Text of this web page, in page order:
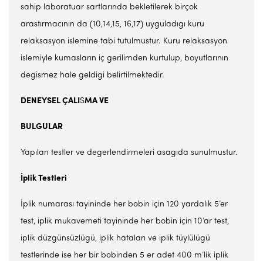
sahip laboratuar sartlarında bekletilerek birçok
arastırmacının da (10,14,15, 16,17) uyguladıgı kuru
relaksasyon islemine tabi tutulmustur. Kuru relaksasyon
islemiyle kumasların iç gerilimden kurtulup, boyutlarının
degismez hale geldigi belirtilmektedir.
DENEYSEL ÇALISMA VE
BULGULAR
Yapılan testler ve degerlendirmeleri asagıda sunulmustur.
İplik Testleri
İplik numarası tayininde her bobin için 120 yardalık 5’er
test, iplik mukavemeti tayininde her bobin için 10’ar test,
iplik düzgünsüzlügü, iplik hataları ve iplik tüylülügü
testlerinde ise her bir bobinden 5 er adet 400 m’lik iplik